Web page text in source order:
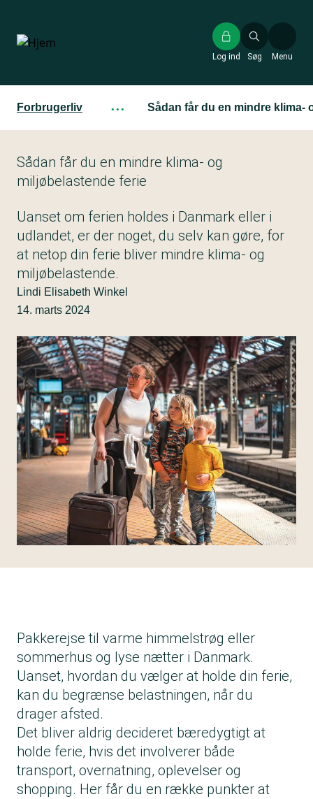
hovedindhold
Søg
Log ind Menu
Forbrugerliv ··· Sådan får du en mindre klima-
Sådan får du en mindre klima- og
miljøbelastende ferie
Uanset om ferien holdes i Danmark eller i
udlandet, er der noget, du selv kan gøre, for
at netop din ferie bliver mindre klima- og
miljøbelastende.
Lindi Elisabeth Winkel
14. marts 2024
Pakkerejse til varme himmelstrøg eller
sommerhus og lyse nætter i Danmark.
Uanset, hvordan du vælger at holde din ferie,
kan du begrænse belastningen, når du
drager afsted.
Det bliver aldrig decideret bæredygtigt at
holde ferie, hvis det involverer både
transport, overnatning, oplevelser og
shopping. Her får du en række punkter at